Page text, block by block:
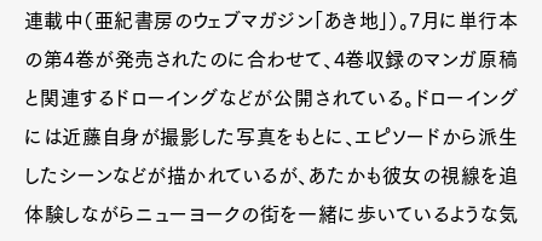
連載中（亜紀書房のウェブマガジン「あき地」）。7月に単行本
の第4巻が発売されたのに合わせて、4巻収録のマンガ原稿
と関連するドローイングなどが公開されている。ドローイング
には近藤自身が撮影した写真をもとに、エピソードから派生
したシーンなどが描かれているが、あたかも彼女の視線を追
体験しながらニューヨークの街を一緒に歩いているような気